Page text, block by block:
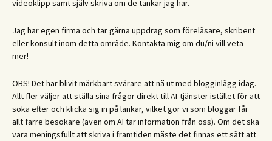
videoklipp samt själv skriva om de tankar jag har.
Jag har egen firma och tar gärna uppdrag som föreläsare, skribent
eller konsult inom detta område. Kontakta mig om du/ni vill veta
mer!
OBS! Det har blivit märkbart svårare att nå ut med blogginlägg idag.
Allt fler väljer att ställa sina frågor direkt till AI-tjänster istället för att
söka efter och klicka sig in på länkar, vilket gör vi som bloggar får
allt färre besökare (även om AI tar information från oss). Om det ska
vara meningsfullt att skriva i framtiden måste det finnas ett sätt att